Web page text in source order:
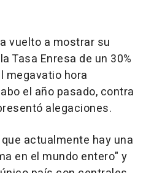
vuelto a mostrar su
Tasa Enresa de un 30%
megavatio hora
el año pasado, contra
alegaciones.
actualmente hay una
en el mundo entero" y